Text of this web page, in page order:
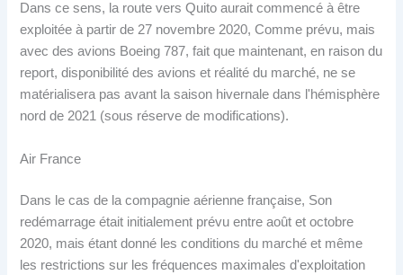
Dans ce sens, la route vers Quito aurait commencé à être
exploitée à partir de 27 novembre 2020, Comme prévu, mais
avec des avions Boeing 787, fait que maintenant, en raison du
report, disponibilité des avions et réalité du marché, ne se
matérialisera pas avant la saison hivernale dans l'hémisphère
nord de 2021 (sous réserve de modifications).
Air France
Dans le cas de la compagnie aérienne française, Son
redémarrage était initialement prévu entre août et octobre
2020, mais étant donné les conditions du marché et même
les restrictions sur les fréquences maximales d'exploitation